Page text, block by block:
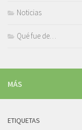
Noticias
Qué fue de…
MÁS
ETIQUETAS